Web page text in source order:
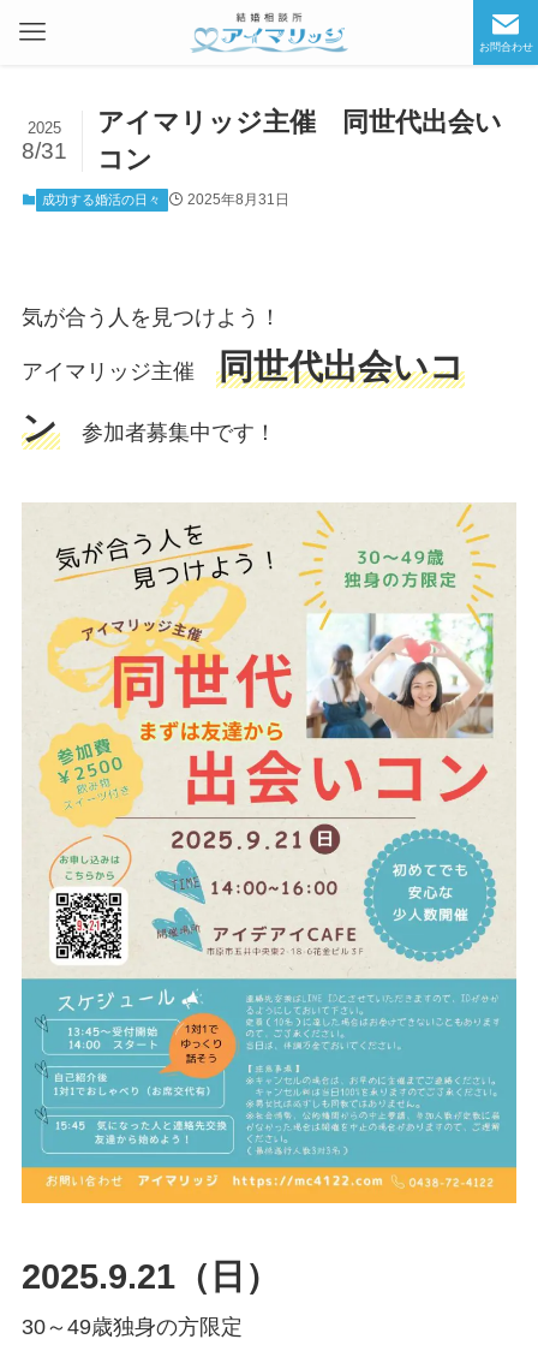
お問合わせ
アイマリッジ主催 同世代出会い
コン
2025
8/31
成功する婚活の日々 2025年8月31日
気が合う人を見つけよう！
アイマリッジ主催 同世代出会いコ
ン参加者募集中です！
2025.9.21（日）
30～49歳独身の方限定